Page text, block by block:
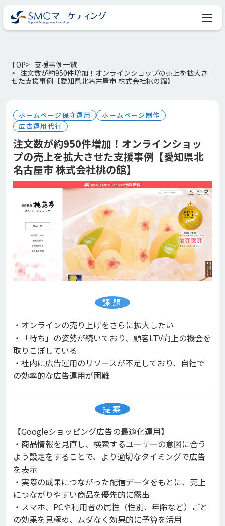
TOP
支援事例一覧
注文数が約950件増加！オンラインショップの売上を拡大さ
せた支援事例【愛知県北名古屋市 株式会社桃の館】
ホームページ保守運用
ホームページ制作
広告運用代行
注文数が約950件増加！オンラインショッ
プの売上を拡大させた支援事例【愛知県北
名古屋市 株式会社桃の館】
課題
・オンラインの売り上げをさらに拡大したい
・「待ち」の姿勢が続いており、顧客LTV向上の機会を
取りこぼしている
・社内に広告運用のリソースが不足しており、自社で
の効率的な広告運用が困難
提案
【Googleショッピング広告の最適化運用】
・商品情報を見直し、検索するユーザーの意図に合う
よう設定をすることで、より適切なタイミングで広告
を表示
・実際の成果につながった配信データをもとに、売上
につながりやすい商品を優先的に露出
・スマホ、PCや利用者の属性（性別、年齢など）ごと
の効果を見極め、ムダなく効果的に予算を活用